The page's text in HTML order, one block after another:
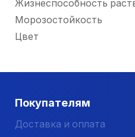
Жизнеспособность
Морозостойкость
Цвет
Покупателям
Доставка и оплата